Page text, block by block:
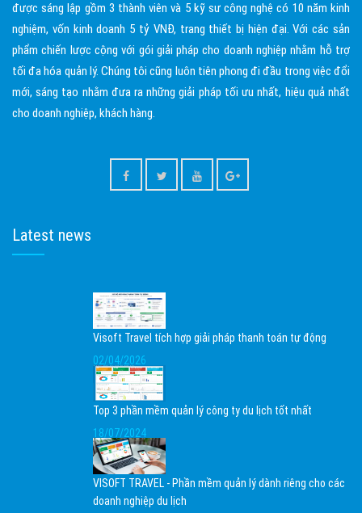
được sáng lập gồm 3 thành viên và 5 kỹ sư công nghệ có 10 năm kinh
nghiệm, vốn kinh doanh 5 tỷ VNĐ, trang thiết bị hiện đại. Với các sản
phẩm chiến lược cộng với gói giải pháp cho doanh nghiệp nhằm hỗ trợ
tối đa hóa quản lý. Chúng tôi cũng luôn tiên phong đi đầu trong việc đổi
mới, sáng tạo nhằm đưa ra những giải pháp tối ưu nhất, hiệu quả nhất
cho doanh nghiệp, khách hàng.
Latest news
Visoft Travel tích hợp giải pháp thanh toán tự động
02/04/2026
Top 3 phần mềm quản lý công ty du lịch tốt nhất
18/07/2024
VISOFT TRAVEL - Phần mềm quản lý dành riêng cho các
doanh nghiệp du lịch